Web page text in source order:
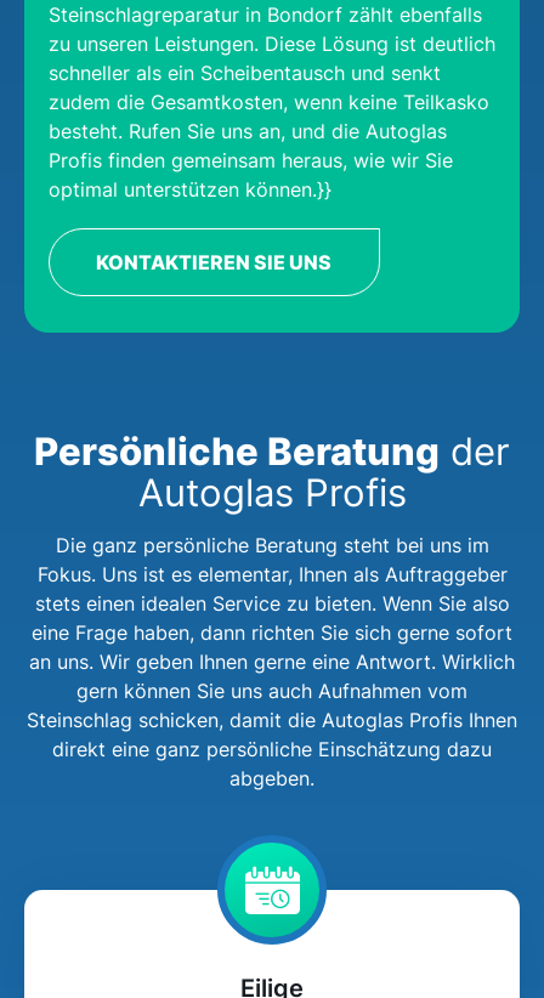
Steinschlagreparatur in Bondorf zählt ebenfalls
zu unseren Leistungen. Diese Lösung ist deutlich
schneller als ein Scheibentausch und senkt
zudem die Gesamtkosten, wenn keine Teilkasko
besteht. Rufen Sie uns an, und die Autoglas
Profis finden gemeinsam heraus, wie wir Sie
optimal unterstützen können.}}
KONTAKTIEREN SIE UNS
Persönliche Beratung der
Autoglas Profis
Die ganz persönliche Beratung steht bei uns im
Fokus. Uns ist es elementar, Ihnen als Auftraggeber
stets einen idealen Service zu bieten. Wenn Sie also
eine Frage haben, dann richten Sie sich gerne sofort
an uns. Wir geben Ihnen gerne eine Antwort. Wirklich
gern können Sie uns auch Aufnahmen vom
Steinschlag schicken, damit die Autoglas Profis Ihnen
direkt eine ganz persönliche Einschätzung dazu
abgeben.
Eilige